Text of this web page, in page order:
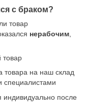
с браком?
товар
нерабочим
товар
товара на наш склад
специалистами
индивидуально после